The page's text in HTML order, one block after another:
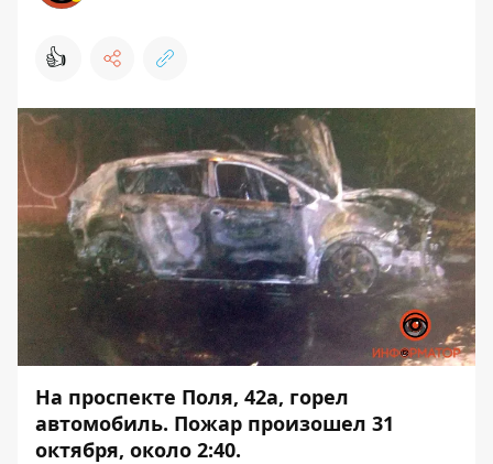
👍
На проспекте Поля, 42а, горел
автомобиль. Пожар произошел 31
октября, около 2:40.